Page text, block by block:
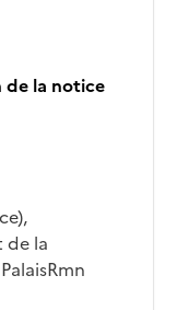
la notice
de la